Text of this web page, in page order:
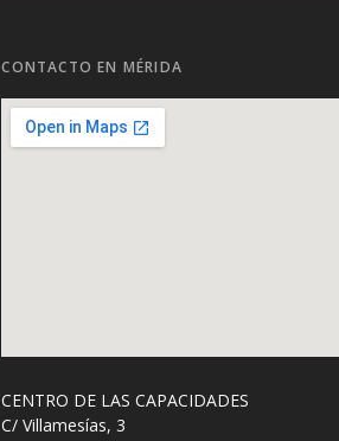
CONTACTO EN MÉRIDA
CENTRO DE LAS CAPACIDADES
C/ Villamesías, 3